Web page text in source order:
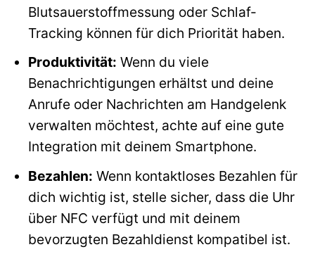
Blutsauerstoffmessung oder Schlaf-
Tracking können für dich Priorität haben.
Produktivität: Wenn du viele
Benachrichtigungen erhältst und deine
Anrufe oder Nachrichten am Handgelenk
verwalten möchtest, achte auf eine gute
Integration mit deinem Smartphone.
Bezahlen: Wenn kontaktloses Bezahlen für
dich wichtig ist, stelle sicher, dass die Uhr
über NFC verfügt und mit deinem
bevorzugten Bezahldienst kompatibel ist.